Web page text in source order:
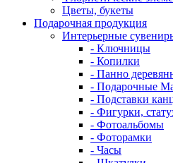
Цветы, букеты
Подарочная продукция
Интерьерные
- Ключницы
- Копилки
- Панно
- Подарочные
- Подставки
- Фигурки,
- Фотоальбомы
- Фоторамки
- Часы